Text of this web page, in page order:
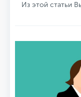
Из этой статьи